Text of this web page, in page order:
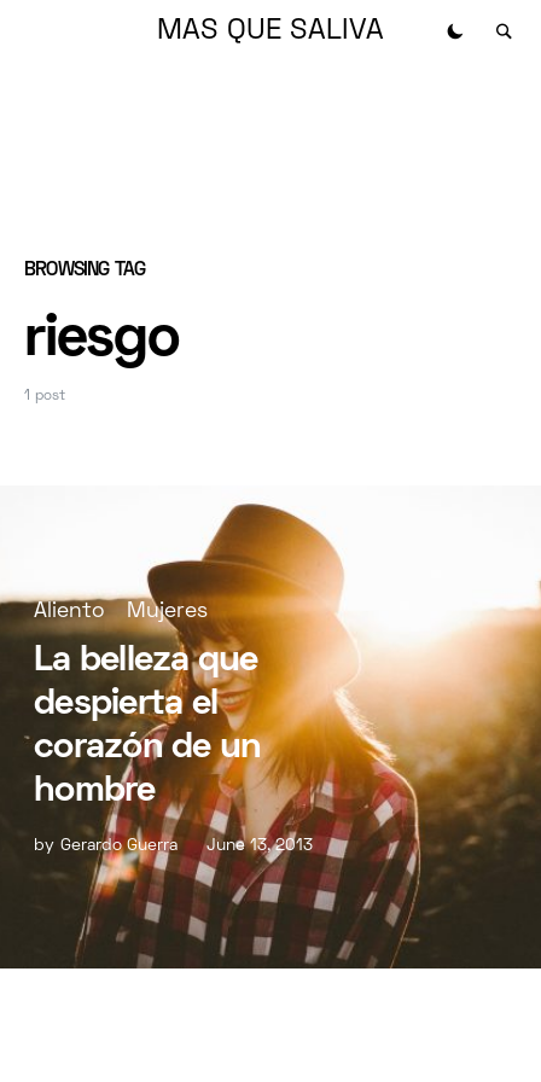
MAS QUE SALIVA
BROWSING TAG
riesgo
1 post
Aliento Mujeres
La belleza que
despierta el
corazón de un
hombre
by Gerardo Guerra June 13, 2013